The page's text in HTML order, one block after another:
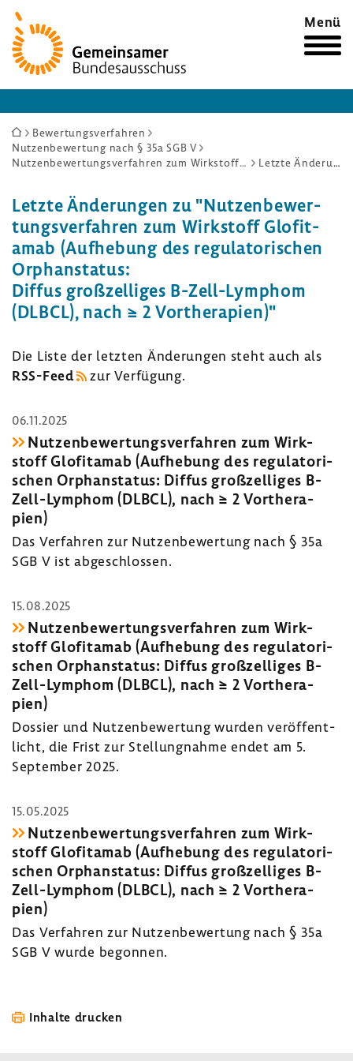
Zur
Startseite
Menü
Sie
sind
Bewertungsverfahren
Nutzenbewertung nach § 35a SGB V
Nutzenbewertungsverfahren zum Wirkstoff Glofitamab (Aufhebung des regulatorischen Orphanstatus: Diffus großzelliges B-Zell-Lymphom (DLBCL), nach ≥ 2 Vortherapien)
Letzte Änderungen
Letzte Ände­rungen zu "Nutzen­be­wer­
tungs­ver­fahren zum Wirk­stoff Glofit­
amab (Aufhe­bung des regu­la­to­ri­schen
Orphan­status:
Diffus groß­zel­liges B-​Zell-Lymphom
(DLBCL), nach ≥ 2 Vorthe­ra­pien)"
Die Liste der letzten Ände­rungen steht auch als
RSS-​Feed
zur Verfü­gung.
06.11.2025
Nutzen­be­wer­tungs­ver­fahren zum Wirk­
stoff Glofit­amab (Aufhe­bung des regu­la­to­ri­
schen Orphan­status: Diffus groß­zel­liges B-​
Zell-Lymphom (DLBCL), nach ≥ 2 Vorthe­ra­
pien)
Das Verfahren zur Nutzen­be­wer­tung nach § 35a
SGB V ist abge­schlossen.
15.08.2025
Nutzen­be­wer­tungs­ver­fahren zum Wirk­
stoff Glofit­amab (Aufhe­bung des regu­la­to­ri­
schen Orphan­status: Diffus groß­zel­liges B-​
Zell-Lymphom (DLBCL), nach ≥ 2 Vorthe­ra­
pien)
Dossier und Nutzen­be­wer­tung wurden veröf­fent­
licht, die Frist zur Stel­lung­nahme endet am 5.
September 2025.
15.05.2025
Nutzen­be­wer­tungs­ver­fahren zum Wirk­
stoff Glofit­amab (Aufhe­bung des regu­la­to­ri­
schen Orphan­status: Diffus groß­zel­liges B-​
Zell-Lymphom (DLBCL), nach ≥ 2 Vorthe­ra­
pien)
Das Verfahren zur Nutzen­be­wer­tung nach § 35a
SGB V wurde begonnen.
Inhalte drucken